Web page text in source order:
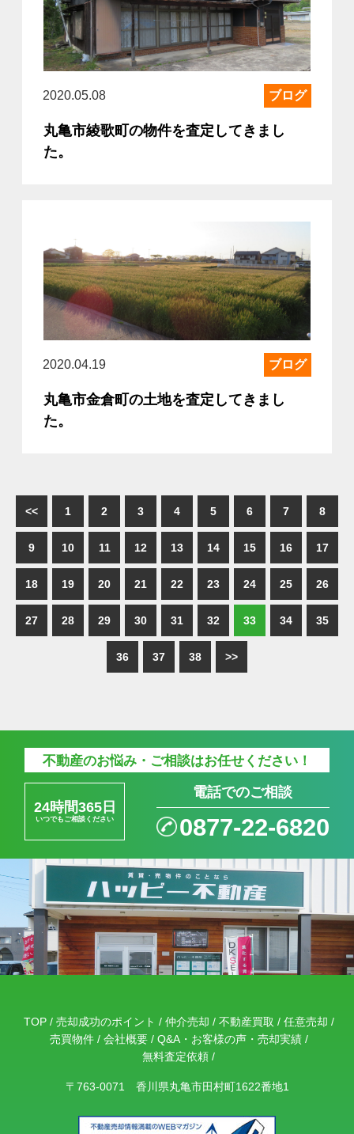
2020.05.08 ブログ
丸亀市綾歌町の物件を査定してきまし
た。
2020.04.19 ブログ
丸亀市金倉町の土地を査定してきまし
た。
<< 1 2 3 4 5 6 7 8
9 10 11 12 13 14 15 16 17
18 19 20 21 22 23 24 25 26
27 28 29 30 31 32 33 34 35
36 37 38 >>
不動産のお悩み・ご相談はお任せください！
24時間365日
いつでもご相談ください
電話でのご相談
0877-22-6820
TOP 売却成功のポイント 仲介売却 不動産買取
任意売却
売買物件
会社概要
Q&A・お客様の声・売却実績
無料査定依頼
〒763-0071 香川県丸亀市田村町1622番地1